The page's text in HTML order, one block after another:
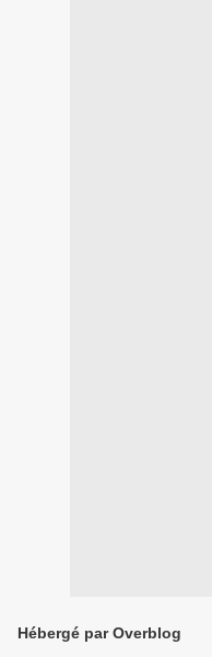
Hébergé par Overblog